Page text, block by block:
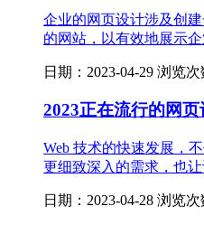
企业的网页设计涉及创
的网站，以有效地展示
日期：2023-04-29 浏览
2023正在流行的网
Web 技术的快速发展，
更细致深入的需求，也
日期：2023-04-28 浏览